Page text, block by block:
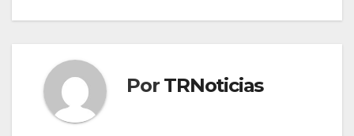
Por TRNoticias